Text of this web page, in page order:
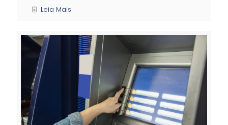
Leia Mais